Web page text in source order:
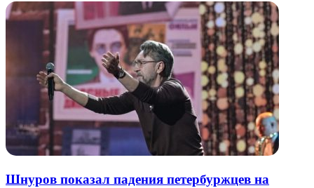
Шнуров показал падения петербуржцев на